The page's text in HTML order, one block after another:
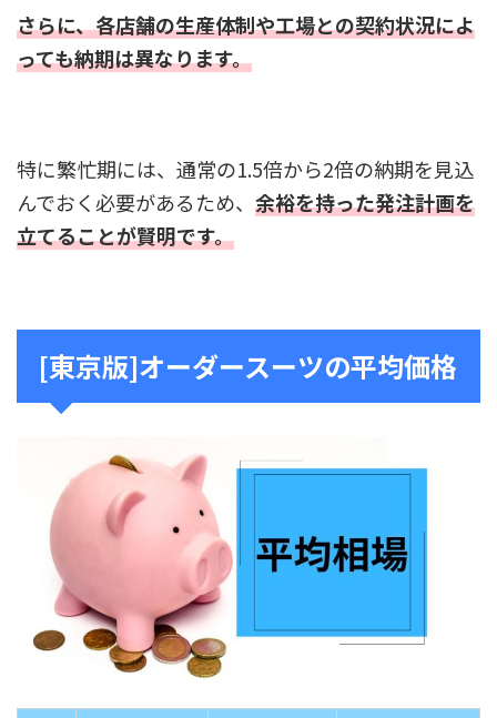
さらに、各店舗の生産体制や工場との契約状況によ
っても納期は異なります。
特に繁忙期には、通常の1.5倍から2倍の納期を見込
んでおく必要があるため、 余裕を持った発注計画を
立てることが賢明です。
[東京版]オーダースーツの平均価格